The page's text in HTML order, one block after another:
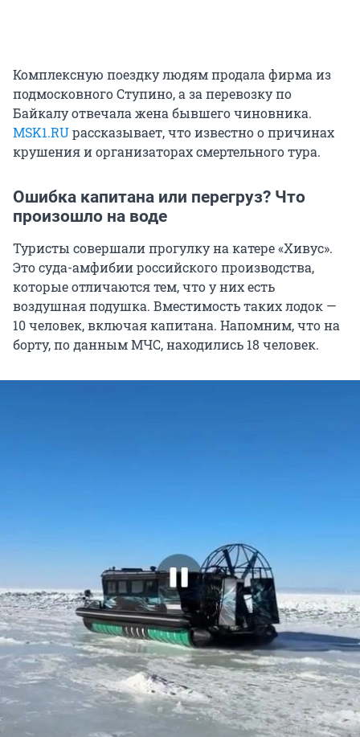
Комплексную поездку людям продала фирма из
подмосковного Ступино, а за перевозку по
Байкалу отвечала жена бывшего чиновника.
MSK1.RUрассказывает, что известно о причинах
крушения и организаторах смертельного тура.
Ошибка капитана или перегруз? Что
произошло на воде
Туристы совершали прогулку на катере «Хивус».
Это суда-амфибии российского производства,
которые отличаются тем, что у них есть
воздушная подушка. Вместимость таких лодок —
10 человек, включая капитана. Напомним, что на
борту, по данным МЧС, находились 18 человек.